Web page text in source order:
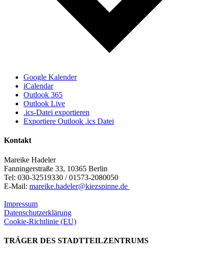
Google Kalender
iCalendar
Outlook 365
Outlook Live
.ics-Datei exportieren
Exportiere Outlook .ics Datei
Kontakt
Mareike Hadeler
Fanningerstraße 33, 10365 Berlin
Tel: 030-32519330 / 01573-2080050
E-Mail: mareike.hadeler@kiezspinne.de
Impressum
Datenschutzerklärung
Cookie-Richtlinie (EU)
TRÄGER DES STADTTEILZENTRUMS